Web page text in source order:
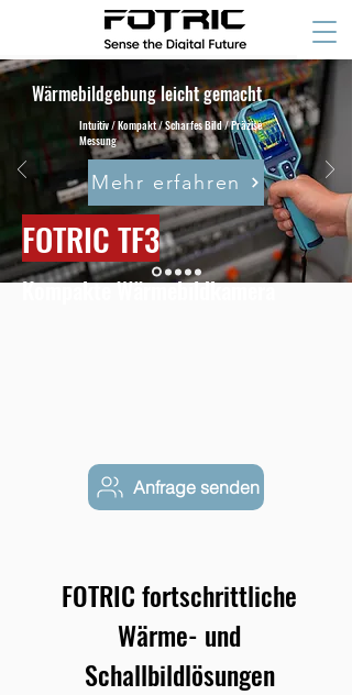
Wärmebildgebung leicht gemacht
Intuitiv / Kompakt / Scharfes Bild / Präzise
Messung
Mehr erfahren
FOTRIC TF3
Kompakte Wärmebildkamera
Anfrage senden
FOTRIC fortschrittliche
Wärme- und
Schallbildlösungen